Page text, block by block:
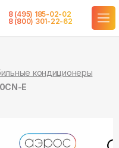
8 (495) 185-02-02
8 (800) 301-22-62
кондиционеры
E